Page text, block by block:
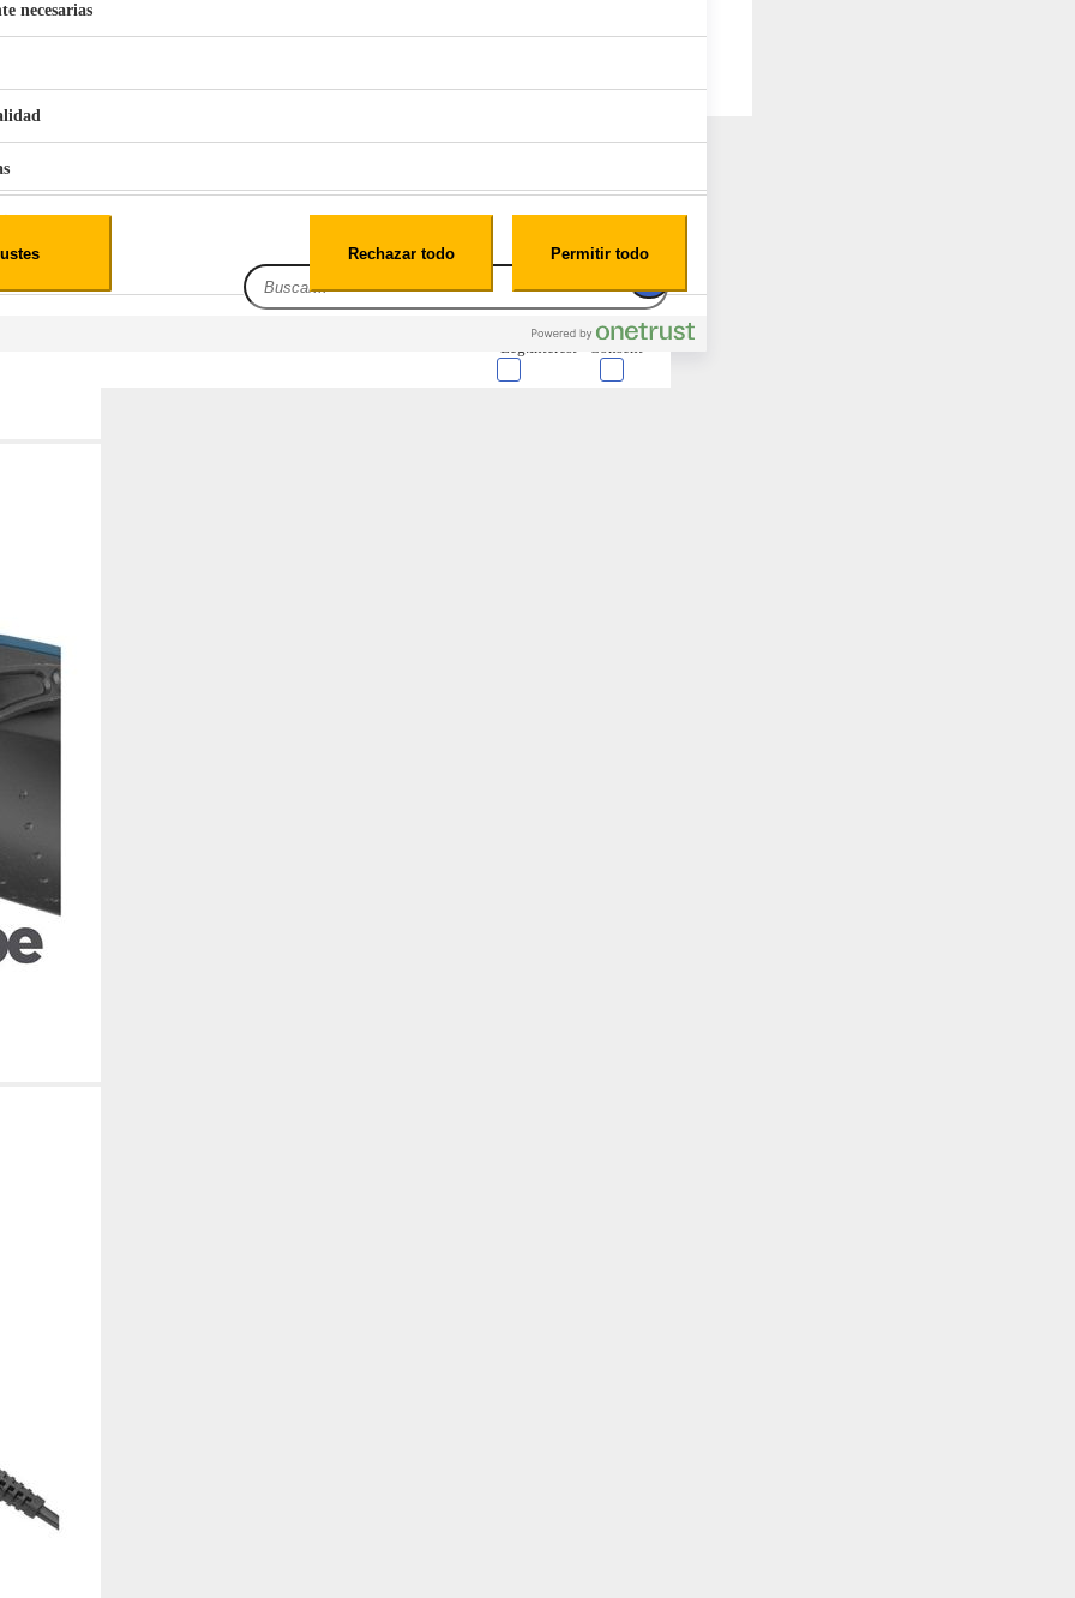
1,1L Limpia Sofás Alfombras Coche SP3
necesarias
en tu navegador. Sin embargo, si bloqueas ciertos tipos de cookies, tu experiencia de navegación y
ofrecerte pueden verse afectados. Más información
necesarias
para que el sitio web funcione y no se pueden desactivar en nuestros sistemas. Por ejemplo, estas
necesarias te permitirán acceder a tu área de cliente, mantener activa tu sesión mientras navegas o
compras. También nos permitirán detectar cualquier problema técnico que pueda afectar la
y / o la navegación en el Sitio. Puedes configurar tu navegador para bloquear o ser notificado de la
pero algunas partes del sitio web pueden verse afectadas. Estas cookies no almacenan ninguna
personal.
pueden establecer estas cookies en nuestro sitio web. Estas empresas pueden utilizarlas para
y proporcionarte publicidad relevante en otros sitios web. Si no permite estas cookies, tu
dirigida.
cookies‎
Consent
Leg.Interest
Rechazar todo Permitir todo